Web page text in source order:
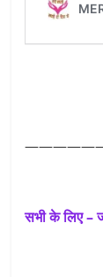
सभी के लिए –